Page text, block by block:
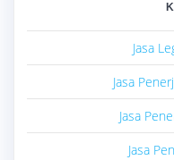
Jasa
Jasa
Jasa
Jasa